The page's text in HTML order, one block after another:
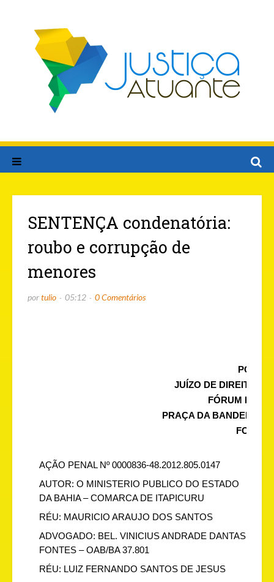
SENTENÇA condenatória:
roubo e corrupção de
menores
portulio 05:12 0 Comentários
PODER
JUÍZO DE DIREITO
FÓRUM
PRAÇA DA BANDEIRA,
FONE:
AÇÃO PENAL Nº 0000836-48.2012.805.0147
AUTOR: O MINISTERIO PUBLICO DO ESTADO
DA BAHIA – COMARCA DE ITAPICURU
RÉU: MAURICIO ARAUJO DOS SANTOS
ADVOGADO: BEL. VINICIUS ANDRADE DANTAS
FONTES – OAB/BA 37.801
RÉU: LUIZ FERNANDO SANTOS DE JESUS